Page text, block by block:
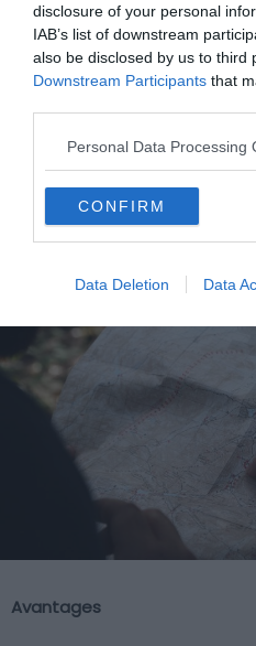
disclosure of your personal
IAB’s list of downstream
also be disclosed by us to third
Downstream Participants that
Personal Data Processing
CONFIRM
Data Deletion Data
social. Vous pouvez vous
leur carte carnet d’adresses,
tentent et que vous voulez
Avantages et
Avantages